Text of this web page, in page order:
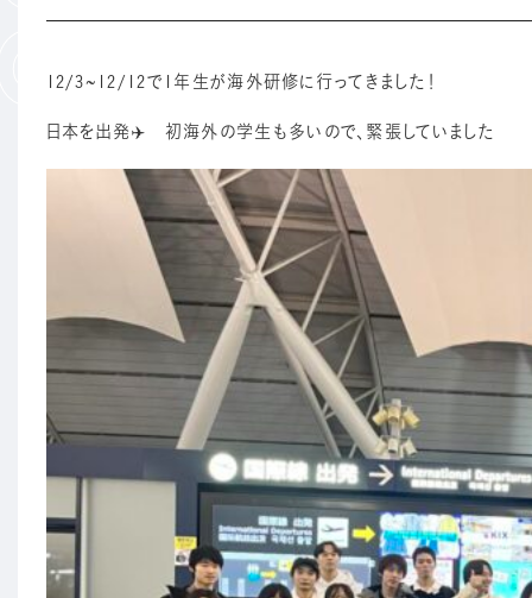
12/3~12/12で1年生が海外研修に行ってきました！
日本を出発✈️ 初海外の学生も多いので、緊張していました